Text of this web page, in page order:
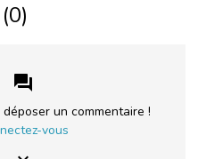
forum
un commentaire !
vous